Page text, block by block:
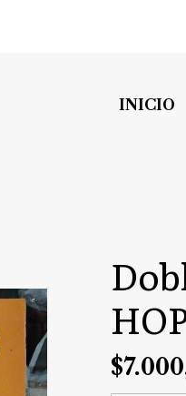
INICIO